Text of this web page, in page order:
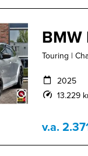
BMW
Touring |
2025
13.229
v.a.